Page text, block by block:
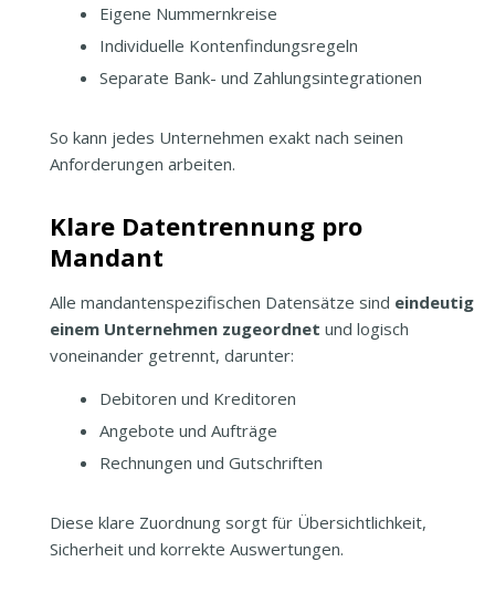
Eigene Nummernkreise
Individuelle Kontenfindungsregeln
Separate Bank- und Zahlungsintegrationen
So kann jedes Unternehmen exakt nach seinen
Anforderungen arbeiten.
Klare Daten­trennung pro
Mandant
Alle mandantenspezifischen Datensätze sind eindeutig
einem Unternehmen zugeordnet und logisch
voneinander getrennt, darunter:
Debitoren und Kreditoren
Angebote und Aufträge
Rechnungen und Gutschriften
Diese klare Zuordnung sorgt für Übersichtlichkeit,
Sicherheit und korrekte Auswertungen.